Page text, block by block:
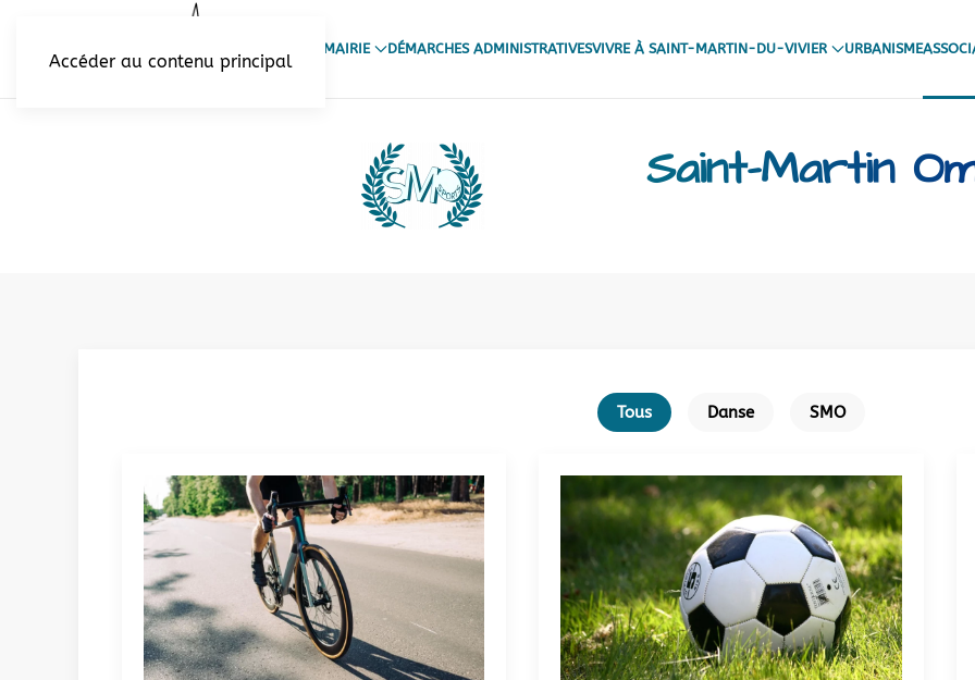
Accéder au contenu principal
VOTRE MAIRIE DÉMARCHES ADMINISTRATIVESVIVRE À SAINT-MARTIN-DU-VIVIER URBANISME
Saint-Martin
Tous Danse SMO